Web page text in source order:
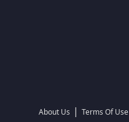
About Us | Terms Of Use